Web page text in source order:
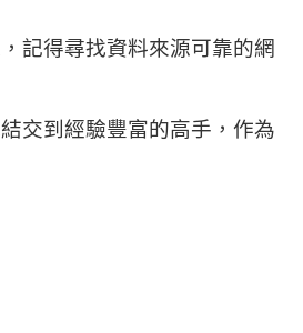
，記得尋找資料來源可靠的網
交到經驗豐富的高手，作為